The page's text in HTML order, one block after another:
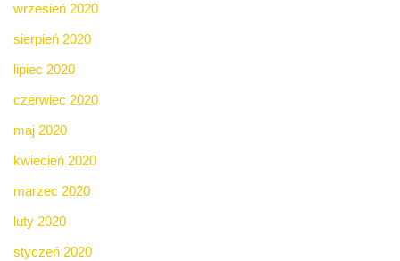
wrzesień 2020
sierpień 2020
lipiec 2020
czerwiec 2020
maj 2020
kwiecień 2020
marzec 2020
luty 2020
styczeń 2020